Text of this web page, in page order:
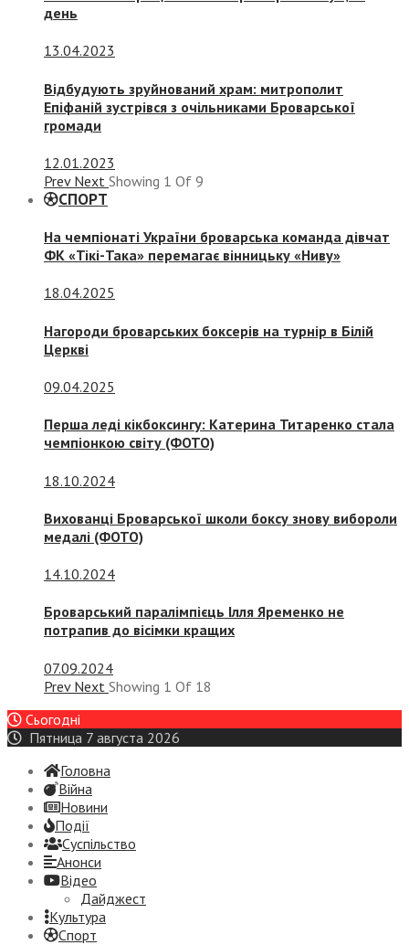
день
13.04.2023
Відбудують зруйнований храм: митрополит
Епіфаній зустрівся з очільниками Броварської
громади
12.01.2023
Prev Next Showing 1 Of 9
СПОРТ
На чемпіонаті України броварська команда дівчат
ФК «Тікі-Така» перемагає вінницьку «Ниву»
18.04.2025
Нагороди броварських боксерів на турнір в Білій
Церкві
09.04.2025
Перша леді кікбоксингу: Катерина Титаренко стала
чемпіонкою світу (ФОТО)
18.10.2024
Вихованці Броварської школи боксу знову вибороли
медалі (ФОТО)
14.10.2024
Броварський паралімпієць Ілля Яременко не
потрапив до вісімки кращих
07.09.2024
Prev Next Showing 1 Of 18
Сьогодні
Пятница 7 августа 2026
Головна
Війна
Новини
Події
Суспiльство
Анонси
Відео
Дайджест
Культура
Спорт